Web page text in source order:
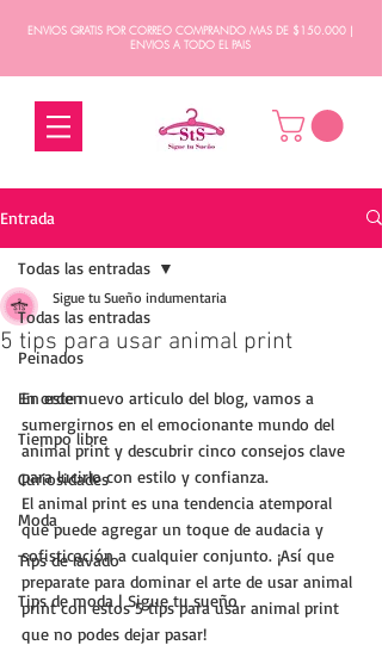
ENVIOS GRATIS POR CORREO COMPRANDO MAS DE $150.000 |
ENVIOS A TODO EL PAIS
Entrada
Todas las entradas
Peinados
En orden
Tiempo libre
Curiosidades
Moda
Tips de lavado
Tips de moda | Sigue tu sueño
Todas las entradas
5 tips para usar animal print
Sigue tu Sueño indumentaria
En este nuevo articulo del blog, vamos a
sumergirnos en el emocionante mundo del
animal print y descubrir cinco consejos clave
para lucirlo con estilo y confianza.
El animal print es una tendencia atemporal
que puede agregar un toque de audacia y
sofisticación a cualquier conjunto. ¡Así que
preparate para dominar el arte de usar animal
print con estos 5 tips para usar animal print
que no podes dejar pasar!